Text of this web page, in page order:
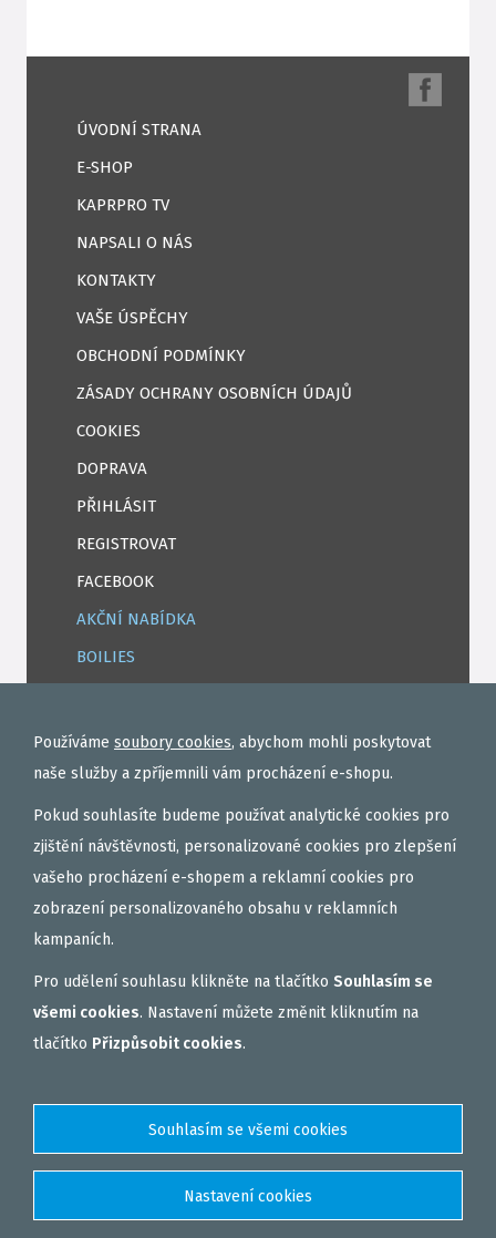
ÚVODNÍ STRANA
E-SHOP
KAPRPRO TV
NAPSALI O NÁS
KONTAKTY
VAŠE ÚSPĚCHY
OBCHODNÍ PODMÍNKY
ZÁSADY OCHRANY OSOBNÍCH ÚDAJŮ
COOKIES
DOPRAVA
PŘIHLÁSIT
REGISTROVAT
FACEBOOK
AKČNÍ NABÍDKA
BOILIES
TEKUTÉ
OBALOVAČKY
VAŘENÝ PARTIKL
BIŽUTERIE NA MONTÁŽE
DÁRKOVÝ POUKAZ, DÁRKOVÁ KAZETA
AKČNÍ SETY
VNADÍCÍ, KRMÍTKOVÉ SMĚSI
PVA PUNČOCHY A SÁČKY
Používáme soubory cookies, abychom mohli poskytovat
naše služby a zpříjemnili vám procházení e-shopu.
Pokud souhlasíte budeme používat analytické cookies pro
zjištění návštěvnosti, personalizované cookies pro zlepšení
vašeho procházení e-shopem a reklamní cookies pro
zobrazení personalizovaného obsahu v reklamních
kampaních.
Pro udělení souhlasu klikněte na tlačítko Souhlasím se
všemi cookies. Nastavení můžete změnit kliknutím na
tlačítko Přizpůsobit cookies.